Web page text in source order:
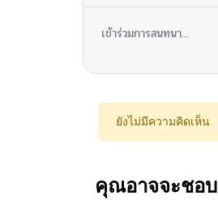
เข้าร่วมการสนทนา...
ยังไม่มีความคิดเห็น
คุณอาจจะชอบ